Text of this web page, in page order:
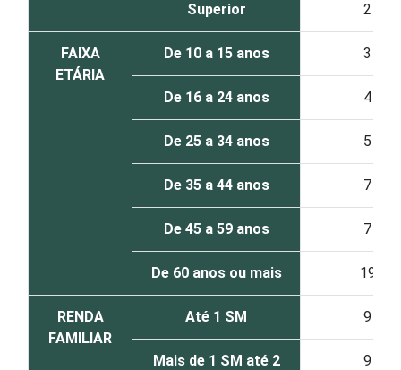
Superior 2
FAIXA
ETÁRIA
De 10 a 15 anos 3
De 16 a 24 anos 4
De 25 a 34 anos 5
De 35 a 44 anos 7
De 45 a 59 anos 7
De 60 anos ou mais 19
RENDA
FAMILIAR
Até 1 SM 9
Mais de 1 SM até 2
9